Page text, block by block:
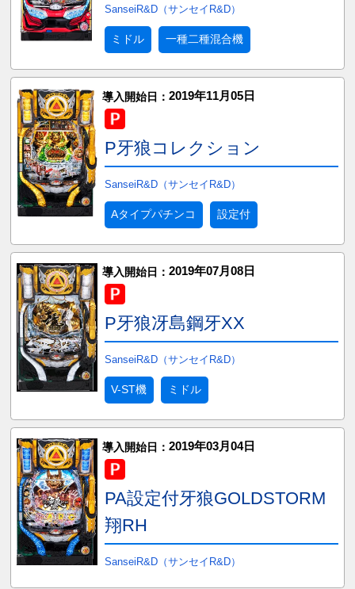
SanseiR&D（サンセイR&D）
ミドル 一種二種混合機
導入開始日： 2019年11月05日
P牙狼コレクション
SanseiR&D（サンセイR&D）
Aタイプパチンコ 設定付
導入開始日： 2019年07月08日
P牙狼冴島鋼牙XX
SanseiR&D（サンセイR&D）
V-ST機 ミドル
導入開始日： 2019年03月04日
PA設定付牙狼GOLDSTORM
翔RH
SanseiR&D（サンセイR&D）